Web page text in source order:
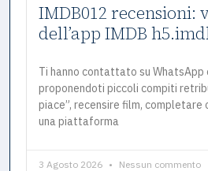
IMDB012 recensioni:
dell’app IMDB
Ti hanno contattato su WhatsApp
proponendoti piccoli compiti
piace”, recensire film, completare
una piattaforma
3 Agosto 2026 Nessun commento